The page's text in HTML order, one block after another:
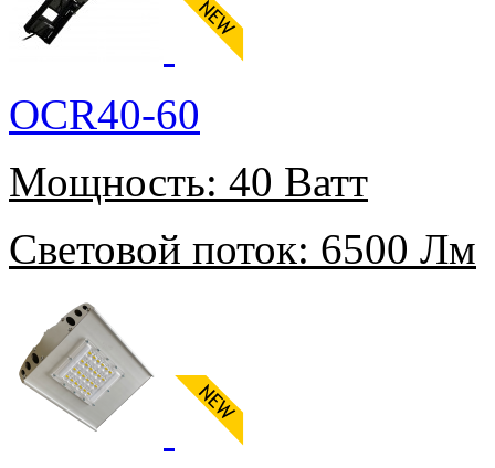
OCR40-60
Мощность: 40 Ватт
Световой поток: 6500 Лм